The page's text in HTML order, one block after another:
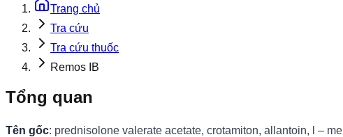
Trang chủ
Tra cứu
Tra cứu thuốc
Remos IB
Tổng quan
Tên gốc: prednisolone valerate acetate, crotamiton, allantoin, l –